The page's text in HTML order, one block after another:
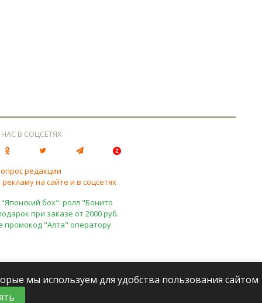
В СОЦСЕТЯХ
редакции
на сайте и в соцсетях
бох": ролл "Бонито
при заказе от 2000 руб.
промокод "Алта" оператору.
мы используем для удобства пользования сайтом